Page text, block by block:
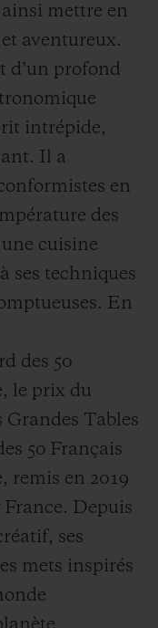
mettre en
aventureux.
d’un profond
intrépide,
Il a
en
des
cuisine
ses techniques
En
des 50
le prix du
Grandes Tables
50 Français
remis en 2019
Depuis
ses
mets inspirés